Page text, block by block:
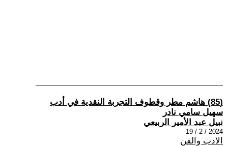
(85) هاشم مطر وقطوف التجربة النقدية في أدب
سهيل سامي نادر
نبيل عبد الأمير الربيعي
2024 / 2 / 19
الادب والفن